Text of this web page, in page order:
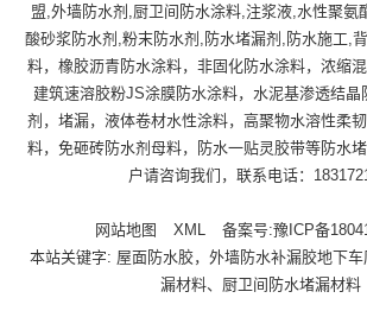
盟,外墙防水剂,厨卫间防水涂料,注浆液,水性聚氨
酸砂浆防水剂,粉末防水剂,防水堵漏剂,防水施工,
料，橡胶沥青防水涂料，非固化防水涂料，浓缩
建筑速溶胶粉JS涂膜防水涂料，水泥基渗透结晶
剂，堵漏，液体卷材水性涂料，高聚物水溶性柔
料，免砸砖防水剂母料，防水一贴灵胶带等防水
户请咨询我们，联系电话：
网站地图 XML 备案号:豫ICP备
本站关键字: 屋面防水胶，外墙防水补漏胶地下
漏材料、厨卫间防水堵漏材料